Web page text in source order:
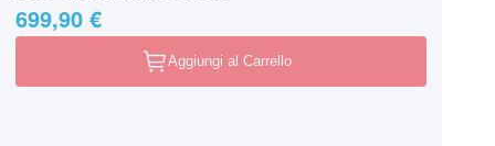
699,90 €
Aggiungi al Carrello